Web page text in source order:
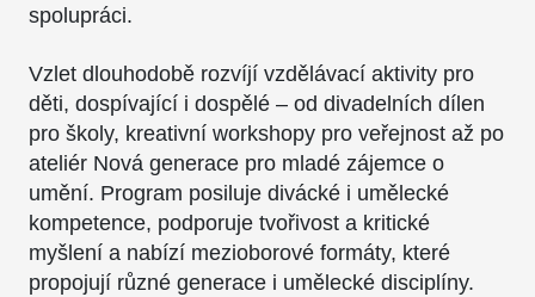
spolupráci.
Vzlet dlouhodobě rozvíjí vzdělávací aktivity pro
děti, dospívající i dospělé – od divadelních dílen
pro školy, kreativní workshopy pro veřejnost až po
ateliér Nová generace pro mladé zájemce o
umění. Program posiluje divácké i umělecké
kompetence, podporuje tvořivost a kritické
myšlení a nabízí mezioborové formáty, které
propojují různé generace i umělecké disciplíny.